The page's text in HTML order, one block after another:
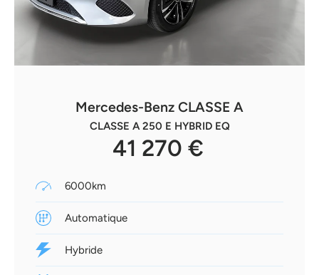
Mercedes-Benz CLASSE A
CLASSE A 250 E HYBRID EQ
41 270 €
6000km
Automatique
Hybride